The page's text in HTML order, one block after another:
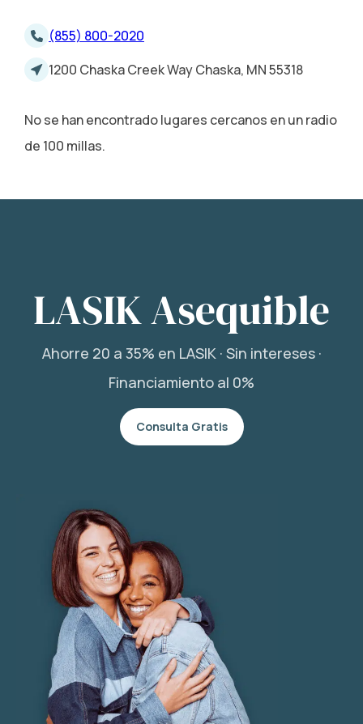
(855) 800-2020
1200 Chaska Creek Way Chaska, MN 55318
No se han encontrado lugares cercanos en un radio
de 100 millas.
LASIK Asequible
Ahorre 20 a 35% en LASIK · Sin intereses ·
Financiamiento al 0%
Consulta Gratis